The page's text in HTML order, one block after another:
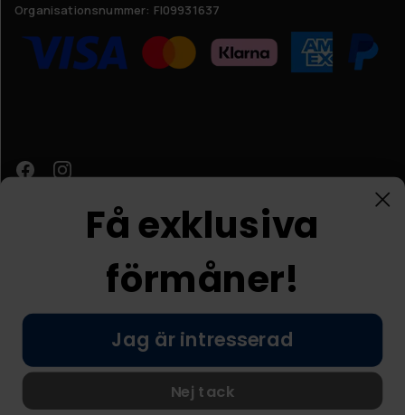
Organisationsnummer: FI09931637
© Nordic Prostore 2026
Allmänna villkor
Få exklusiva
förmåner!
Jag är intresserad
Nej tack